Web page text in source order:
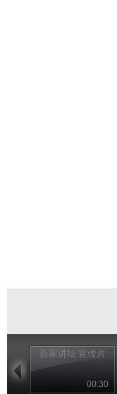
百家讲坛 宣传片
00:30